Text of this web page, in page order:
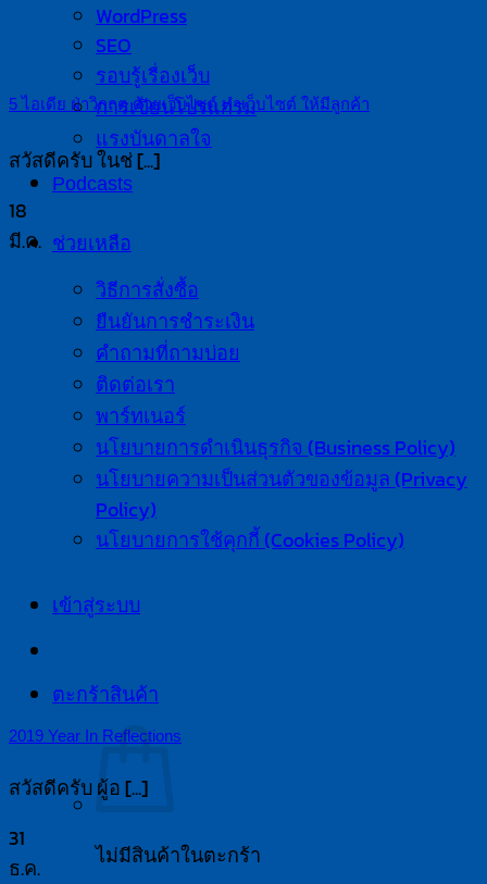
WordPress
SEO
รอบรู้เรื่องเว็บ
การเขียนโปรแกรม
แรงบันดาลใจ
Podcasts
ช่วยเหลือ
วิธีการสั่งซื้อ
ยืนยันการชำระเงิน
คำถามที่ถามบ่อย
ติดต่อเรา
พาร์ทเนอร์
นโยบายการดำเนินธุรกิจ (Business Policy)
นโยบายความเป็นส่วนตัวของข้อมูล (Privacy
Policy)
นโยบายการใช้คุกกี้ (Cookies Policy)
เข้าสู่ระบบ
ตะกร้าสินค้า
ไม่มีสินค้าในตะกร้า
5 ไอเดีย ฝ่าวิกฤต ด้วยเว็บไซต์ ทำเว็บไซต์ ให้มีลูกค้า
สวัสดีครับ ในช่ [...]
18
มี.ค.
2019 Year In Reflections
สวัสดีครับ ผู้อ [...]
31
ธ.ค.